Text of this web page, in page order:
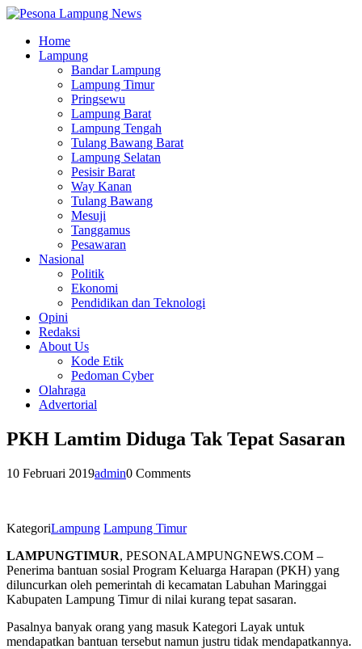
Home
Lampung
Bandar Lampung
Lampung Timur
Pringsewu
Lampung Barat
Lampung Tengah
Tulang Bawang Barat
Lampung Selatan
Pesisir Barat
Way Kanan
Tulang Bawang
Mesuji
Tanggamus
Pesawaran
Nasional
Politik
Ekonomi
Pendidikan dan Teknologi
Opini
Redaksi
About Us
Kode Etik
Pedoman Cyber
Olahraga
Advertorial
PKH Lamtim Diduga Tak Tepat Sasaran
10 Februari 2019admin0 Comments
KategoriLampung Lampung Timur
LAMPUNGTIMUR, PESONALAMPUNGNEWS.COM –
Penerima bantuan sosial Program Keluarga Harapan (PKH) yang
diluncurkan oleh pemerintah di kecamatan Labuhan Maringgai
Kabupaten Lampung Timur di nilai kurang tepat sasaran.
Pasalnya banyak orang yang masuk Kategori Layak untuk
mendapatkan bantuan tersebut namun justru tidak mendapatkannya.